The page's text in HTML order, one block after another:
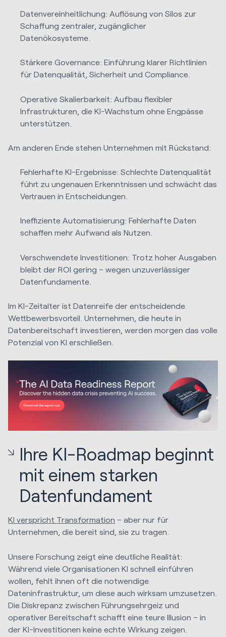
Datenvereinheitlichung: Auflösung von Silos zur
Schaffung zentraler, zugänglicher
Datenökosysteme.
Stärkere Governance: Einführung klarer Richtlinien
für Datenqualität, Sicherheit und Compliance.
Operative Skalierbarkeit: Aufbau flexibler
Infrastrukturen, die KI-Wachstum ohne Engpässe
unterstützen.
Am anderen Ende stehen Unternehmen mit Rückstand:
Fehlerhafte KI-Ergebnisse: Schlechte Datenqualität
führt zu ungenauen Erkenntnissen und schwächt das
Vertrauen in Entscheidungen.
Ineffiziente Automatisierung: Fehlerhafte Daten
schaffen mehr Aufwand als Nutzen.
Verschwendete Investitionen: Trotz hoher Ausgaben
bleibt der ROI gering – wegen unzuverlässiger
Datenfundamente.
Im KI-Zeitalter ist Datenreife der entscheidende
Wettbewerbsvorteil. Unternehmen, die heute in
Datenbereitschaft investieren, werden morgen das volle
Potenzial von KI erschließen.
Ihre KI-Roadmap beginnt
mit einem starken
Datenfundament
KI verspricht Transformation – aber nur für
Unternehmen, die bereit sind, sie zu tragen.
Unsere Forschung zeigt eine deutliche Realität:
Während viele Organisationen KI schnell einführen
wollen, fehlt ihnen oft die notwendige
Dateninfrastruktur, um diese auch wirksam umzusetzen.
Die Diskrepanz zwischen Führungsehrgeiz und
operativer Bereitschaft schafft eine teure Illusion – in
der KI-Investitionen keine echte Wirkung zeigen.